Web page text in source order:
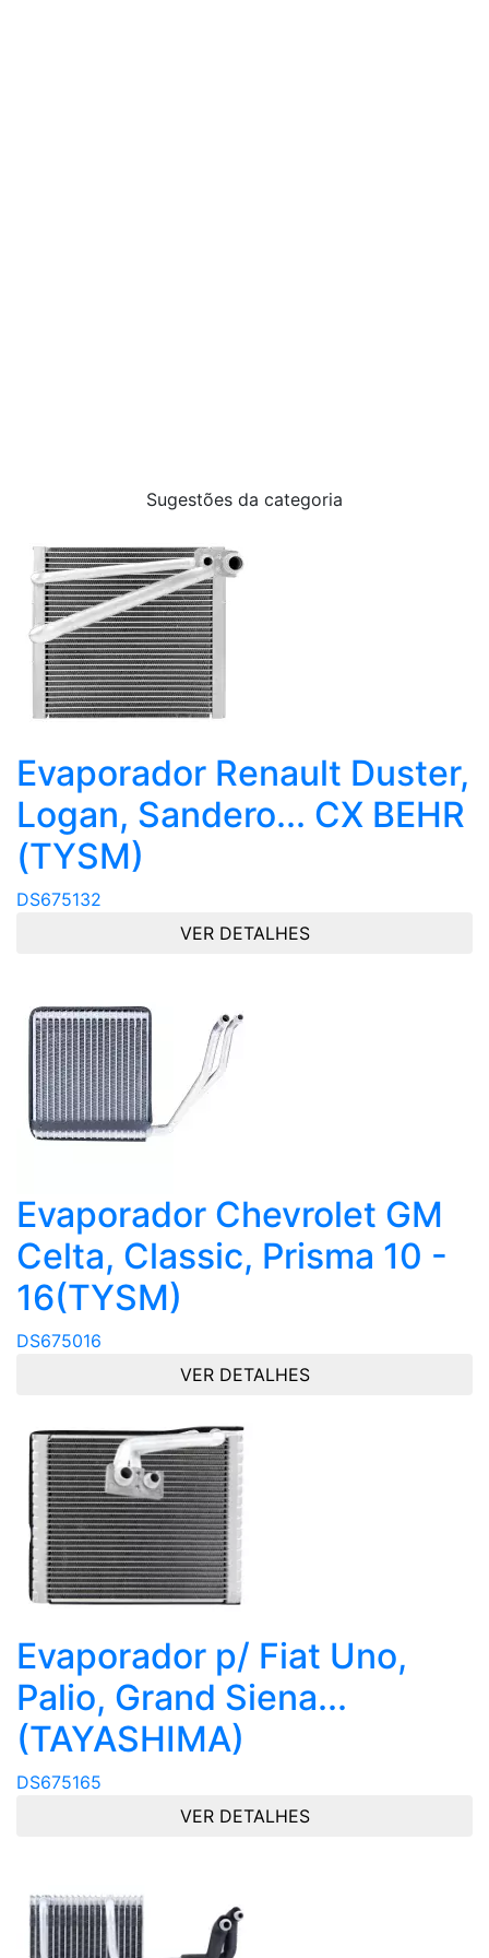
Sugestões da categoria
Evaporador Renault Duster,
Logan, Sandero... CX BEHR
(TYSM)
DS675132
VER DETALHES
Evaporador Chevrolet GM
Celta, Classic, Prisma 10 -
16(TYSM)
DS675016
VER DETALHES
Evaporador p/ Fiat Uno,
Palio, Grand Siena...
(TAYASHIMA)
DS675165
VER DETALHES